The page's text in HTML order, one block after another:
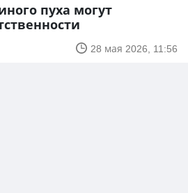
пуха могут
28 мая 2026, 11:56